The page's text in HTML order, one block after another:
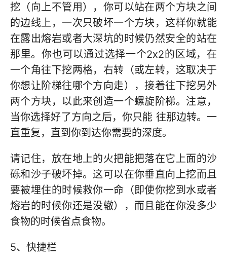
挖（向上不管用），你可以站在两个方块之间
的边线上，一次只破坏一个方块，这样你就能
在露出熔岩或者大深坑的时候仍然安全的站在
那里。你也可以通过选择一个2x2的区域，在
一个角往下挖两格，右转（或左转，这取决于
你想让阶梯往哪个方向走），接着往下挖另外
两个方块，以此来创造一个螺旋阶梯。注意，
当你选择好了方向之后，你只能 往那边转。一
直重复，直到你到达你需要的深度。
请记住，放在地上的火把能把落在它上面的沙
砾和沙子破坏掉。这可以在你垂直向上挖而且
要被埋住的时候救你一命（即使你挖到水或者
熔岩的时候你还是没辙），而且能在你没多少
食物的时候省点食物。
5、快捷栏